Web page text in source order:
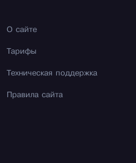
О сайте
Тарифы
Техническая поддержка
Правила сайта